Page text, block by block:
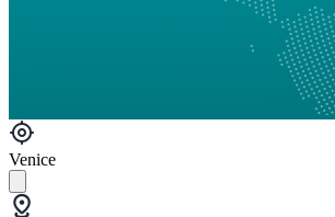
Venice